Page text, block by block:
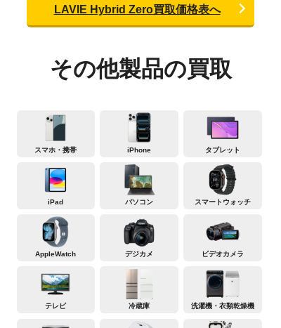
LAVIE Hybrid Zero買取価格表へ
その他製品の買取
スマホ・携帯 iPhone タブレット
iPad パソコン スマートウォッチ
AppleWatch デジカメ ビデオカメラ
テレビ 冷蔵庫 洗濯機・衣類乾燥機